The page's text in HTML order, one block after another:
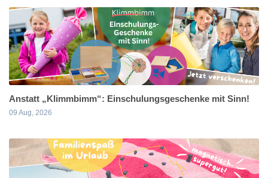
Anstatt „Klimmbimm“: Einschulungsgeschenke mit Sinn!
09 Aug, 2026